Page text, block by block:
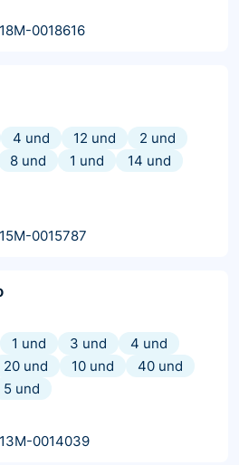
0018616
4 und 12 und
2 und
8 und 1 und
14 und
0015787
1 und 3 und
4 und
20 und 10 und
40 und
5 und
0014039